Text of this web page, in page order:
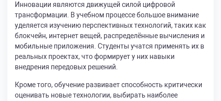
Инновации являются движущей силой цифровой
трансформации. В учебном процессе большое внимание
уделяется изучению перспективных технологий, таких как
блокчейн, интернет вещей, распределённые вычисления и
мобильные приложения. Студенты учатся применять их в
реальных проектах, что формирует у них навыки
внедрения передовых решений.
Кроме того, обучение развивает способность критически
оценивать новые технологии, выбирать наиболее